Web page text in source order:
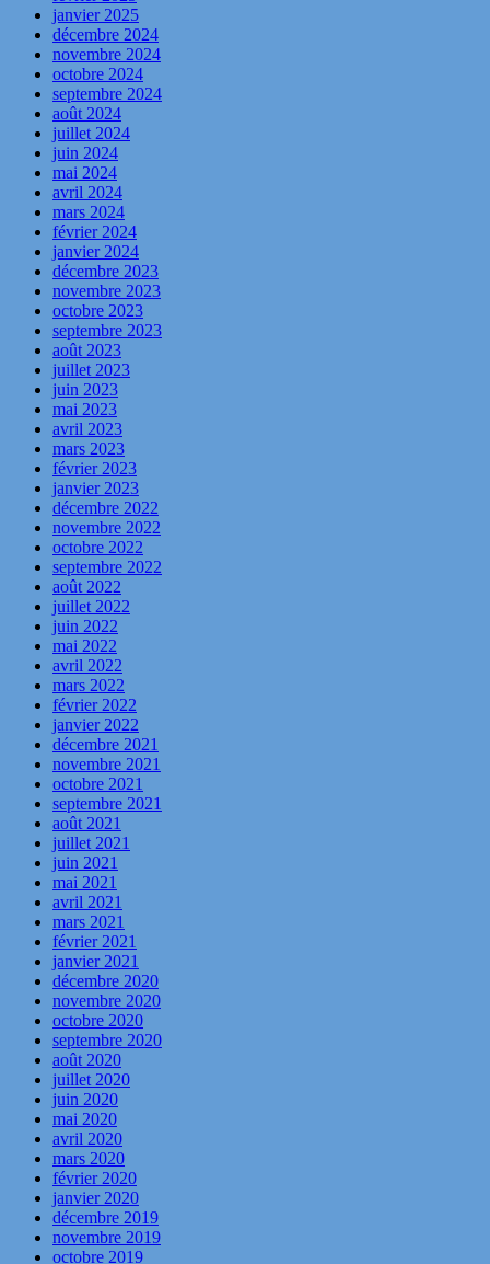
janvier 2025
décembre 2024
novembre 2024
octobre 2024
septembre 2024
août 2024
juillet 2024
juin 2024
mai 2024
avril 2024
mars 2024
février 2024
janvier 2024
décembre 2023
novembre 2023
octobre 2023
septembre 2023
août 2023
juillet 2023
juin 2023
mai 2023
avril 2023
mars 2023
février 2023
janvier 2023
décembre 2022
novembre 2022
octobre 2022
septembre 2022
août 2022
juillet 2022
juin 2022
mai 2022
avril 2022
mars 2022
février 2022
janvier 2022
décembre 2021
novembre 2021
octobre 2021
septembre 2021
août 2021
juillet 2021
juin 2021
mai 2021
avril 2021
mars 2021
février 2021
janvier 2021
décembre 2020
novembre 2020
octobre 2020
septembre 2020
août 2020
juillet 2020
juin 2020
mai 2020
avril 2020
mars 2020
février 2020
janvier 2020
décembre 2019
novembre 2019
octobre 2019